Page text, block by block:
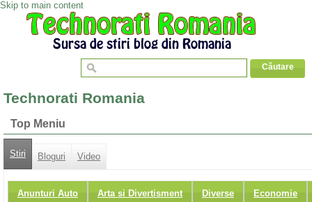
Skip to main content
Technorati Romania
Top Meniu
Stiri Bloguri Video
Anunturi Auto Arta si Divertisment Diverse Economie